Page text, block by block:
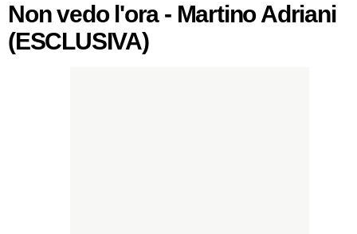
Non vedo l'ora - Martino Adriani
(ESCLUSIVA)